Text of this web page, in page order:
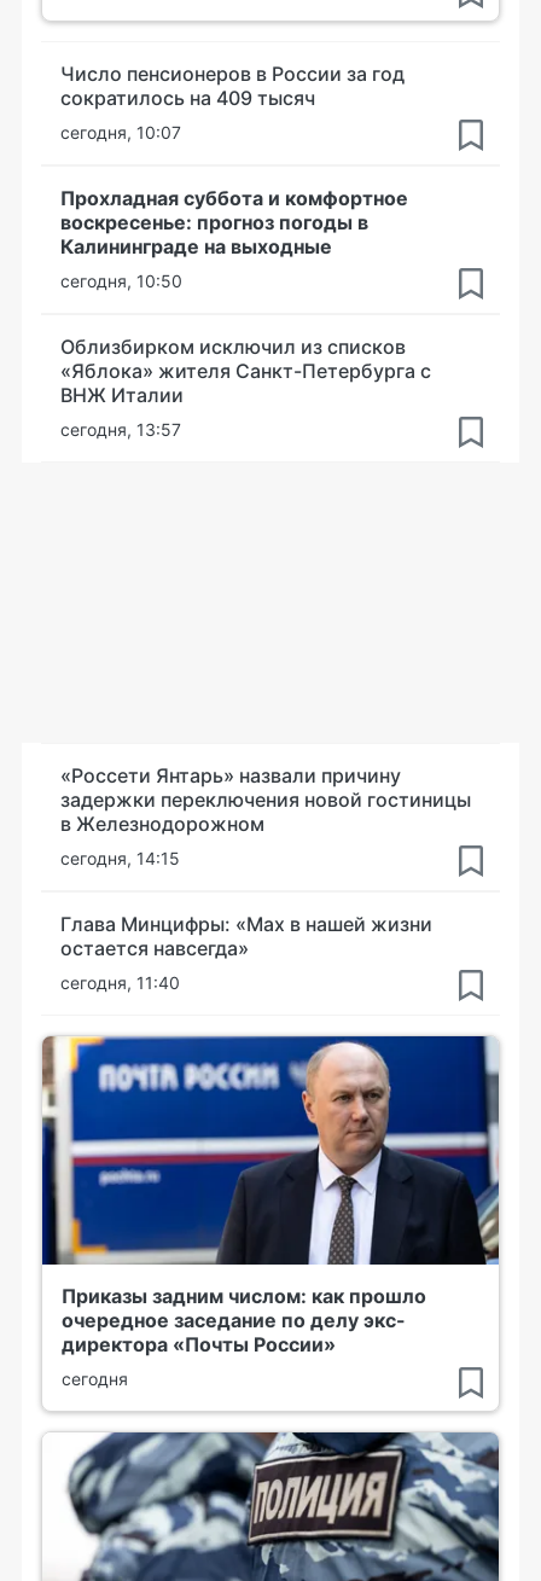
Число пенсионеров в России за год
сократилось на 409 тысяч
сегодня, 10:07
Прохладная суббота и комфортное
воскресенье: прогноз погоды в
Калининграде на выходные
сегодня, 10:50
Облизбирком исключил из списков
«Яблока» жителя Санкт-Петербурга с
ВНЖ Италии
сегодня, 13:57
«Россети Янтарь» назвали причину
задержки переключения новой гостиницы
в Железнодорожном
сегодня, 14:15
Глава Минцифры: «Мах в нашей жизни
остается навсегда»
сегодня, 11:40
Приказы задним числом: как прошло
очередное заседание по делу экс-
директора «Почты России»
сегодня